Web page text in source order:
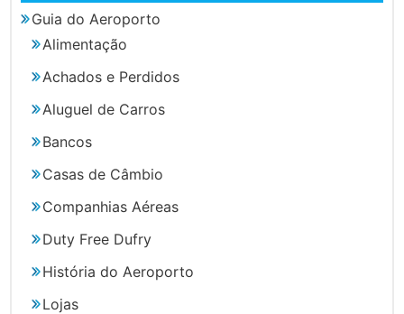
Guia do Aeroporto
Alimentação
Achados e Perdidos
Aluguel de Carros
Bancos
Casas de Câmbio
Companhias Aéreas
Duty Free Dufry
História do Aeroporto
Lojas